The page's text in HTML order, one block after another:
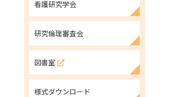
看護研究学会
研究倫理審査会
図書室
様式ダウンロード